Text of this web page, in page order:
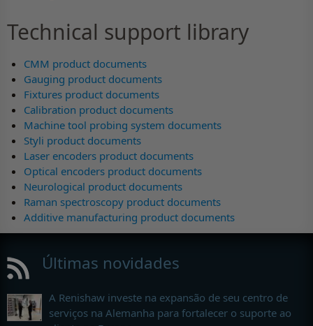
Technical support library
CMM product documents
Gauging product documents
Fixtures product documents
Calibration product documents
Machine tool probing system documents
Styli product documents
Laser encoders product documents
Optical encoders product documents
Neurological product documents
Raman spectroscopy product documents
Additive manufacturing product documents
Últimas novidades
A Renishaw investe na expansão de seu centro de
serviços na Alemanha para fortalecer o suporte ao